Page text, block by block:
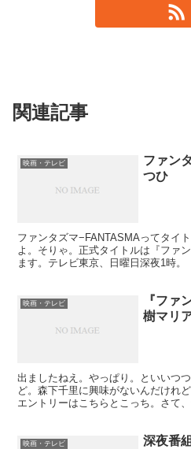
関連記事
映画・テレビ
ファン
つひ
ファンタズマ−FANTASMAってタイ
よ。そりゃ。正式タイトルは『ファ
ます。テレビ東京、日曜日深夜1時
映画・テレビ
『ファ
樹マリア
出ましたねえ。やっぱり。といいつ
ど。森下千里に興味がないんだけ
エントリーはこちらとこっち。さて
映画・テレビ 深夜番組